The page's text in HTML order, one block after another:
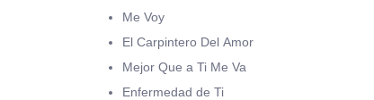
Me Voy
El Carpintero Del Amor
Mejor Que a Ti Me Va
Enfermedad de Ti